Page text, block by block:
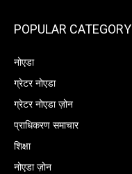
POPULAR CATEGORY
नोएडा
ग्रेटर नोएडा
ग्रेटर नोएडा ज़ोन
प्राधिकरण समाचार
शिक्षा
नोएडा ज़ोन